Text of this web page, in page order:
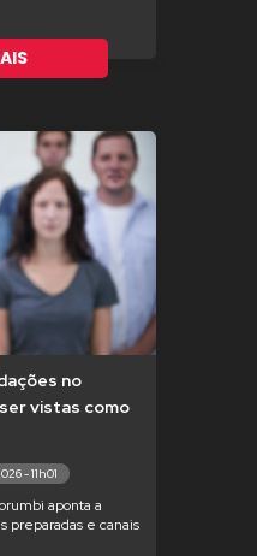
no
vistas como
- 11h01
aponta a
preparadas e canais